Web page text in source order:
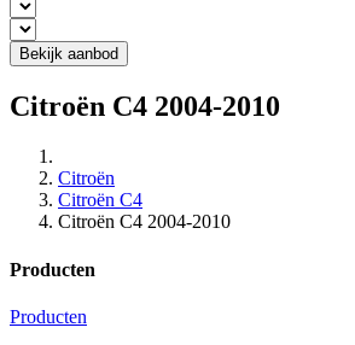
Bekijk aanbod
Citroën C4 2004-2010
Citroën
Citroën C4
Citroën C4 2004-2010
Producten
Producten